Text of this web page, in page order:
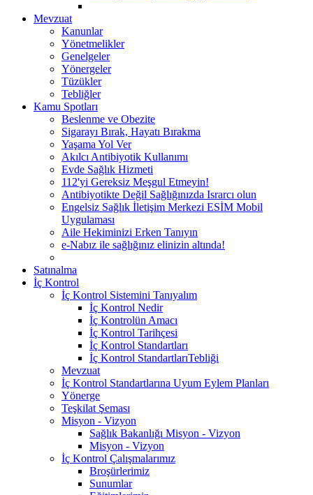
Mevzuat
Kanunlar
Yönetmelikler
Genelgeler
Yönergeler
Tüzükler
Tebliğler
Kamu Spotları
Beslenme ve Obezite
Sigarayı Bırak, Hayatı Bırakma
Yaşama Yol Ver
Akılcı Antibiyotik Kullanımı
Evde Sağlık Hizmeti
112'yi Gereksiz Meşgul Etmeyin!
Antibiyotikte Değil Sağlığınızda Israrcı olun
Engelsiz Sağlık İletişim Merkezi ESİM Mobil
Uygulaması
Aile Hekiminizi Erken Tanıyın
e-Nabız ile sağlığınız elinizin altında!
Satınalma
İç Kontrol
İç Kontrol Sistemini Tanıyalım
İç Kontrol Nedir
İç Kontrolün Amacı
İç Kontrol Tarihçesi
İç Kontrol Standartları
İç Kontrol StandartlarıTebliği
Mevzuat
İç Kontrol Standartlarına Uyum Eylem Planları
Yönerge
Teşkilat Şeması
Misyon - Vizyon
Sağlık Bakanlığı Misyon - Vizyon
Misyon - Vizyon
İç Kontrol Çalışmalarımız
Broşürlerimiz
Sunumlar